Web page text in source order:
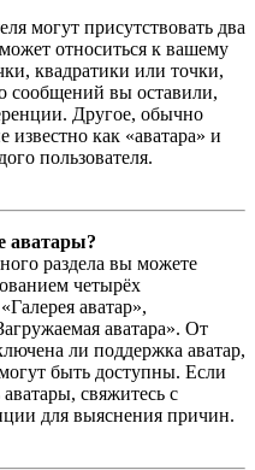
могут присутствовать два
относиться к вашему
квадратики или точки,
сообщений вы оставили,
Другое, обычно
известно как «аватара» и
пользователя.
аватары?
раздела вы можете
четырёх
аватар»,
аватара». От
ли поддержка аватар,
быть доступны. Если
свяжитесь с
для выяснения причин.